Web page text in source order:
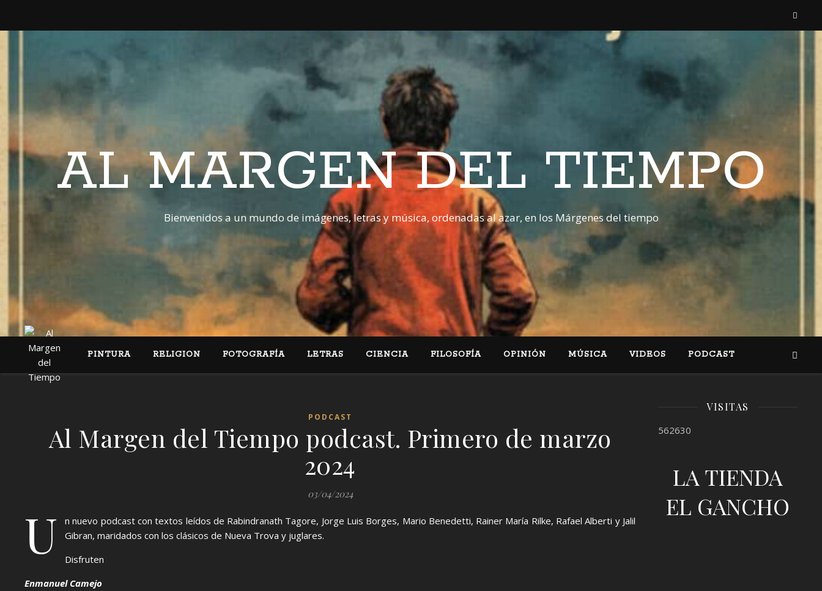
AL MARGEN DEL TIEMPO
Bienvenidos a un mundo de imágenes, letras y música, ordenadas al azar, en los Márgenes del tiempo
PINTURA RELIGION FOTOGRAFÍA LETRAS CIENCIA FILOSOFÍA OPINIÓN MÚSICA VIDEOS PODCAST
PODCAST
Al Margen del Tiempo podcast. Primero de marzo
2024
03/04/2024
U
n nuevo podcast con textos leídos de Rabindranath Tagore, Jorge Luis Borges, Mario Benedetti, Rainer María Rilke, Rafael Alberti y Jalil
Gibran, maridados con los clásicos de Nueva Trova y juglares.
Disfruten
Enmanuel Camejo
VISITAS
562630
LA TIENDA
EL GANCHO